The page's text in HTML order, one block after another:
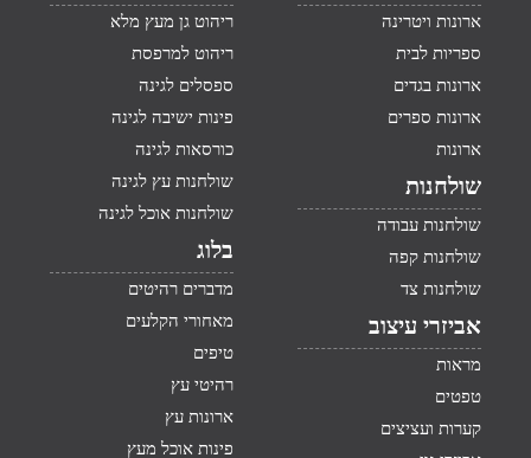
ארונות ויטרינה
ספריות לבית
ארונות בגדים
ארונות ספרים
ארונות
שולחנות
שולחנות עבודה
שולחנות קפה
שולחנות צד
אביזרי עיצוב
מראות
טפטים
קערות ועציצים
ריהוט גן מעץ מלא
ריהוט למרפסת
ספסלים לגינה
פינות ישיבה לגינה
כורסאות לגינה
שולחנות עץ לגינה
שולחנות אוכל לגינה
בלוג
מדברים רהיטים
מאחורי הקלעים
טיפים
רהיטי עץ
ארונות עץ
פינות אוכל מעץ